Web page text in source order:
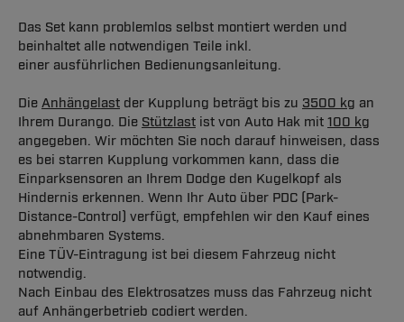
Das Set kann problemlos selbst montiert werden und
beinhaltet alle notwendigen Teile inkl.
einer ausführlichen Bedienungsanleitung.
Die Anhängelast der Kupplung beträgt bis zu 3500 kg an
Ihrem Durango. Die Stützlast ist von Auto Hak mit 100 kg
angegeben. Wir möchten Sie noch darauf hinweisen, dass
es bei starren Kupplung vorkommen kann, dass die
Einparksensoren an Ihrem Dodge den Kugelkopf als
Hindernis erkennen. Wenn Ihr Auto über PDC (Park-
Distance-Control) verfügt, empfehlen wir den Kauf eines
abnehmbaren Systems.
Eine TÜV-Eintragung ist bei diesem Fahrzeug nicht
notwendig.
Nach Einbau des Elektrosatzes muss das Fahrzeug nicht
auf Anhängerbetrieb codiert werden.